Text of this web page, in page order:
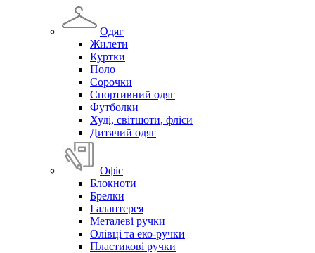
Одяг
Жилети
Куртки
Поло
Сорочки
Спортивний одяг
Футболки
Худі, світшоти, фліси
Дитячий одяг
Офіс
Блокноти
Брелки
Галантерея
Металеві ручки
Олівці та еко-ручки
Пластикові ручки